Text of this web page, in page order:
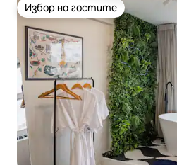
Избор на гостите
Избор на гостите